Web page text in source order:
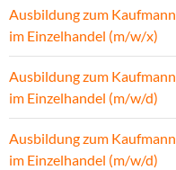
Ausbildung zum Kaufmann
im Einzelhandel (m/w/x)
Ausbildung zum Kaufmann
im Einzelhandel (m/w/d)
Ausbildung zum Kaufmann
im Einzelhandel (m/w/d)